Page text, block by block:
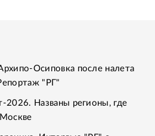
Осиповка после налета
"РГ"
2026. Названы регионы, где